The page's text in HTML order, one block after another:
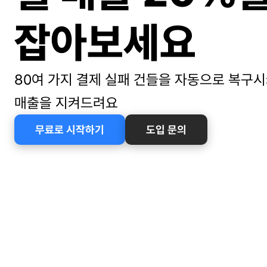
잡아보세요
80여 가지 결제 실패 건들을 자동으로 복구
매출을 지켜드려요
무료로 시작하기 도입 문의